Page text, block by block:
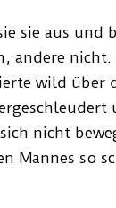
sie aus und
andere
wild über
nicht
Mannes so